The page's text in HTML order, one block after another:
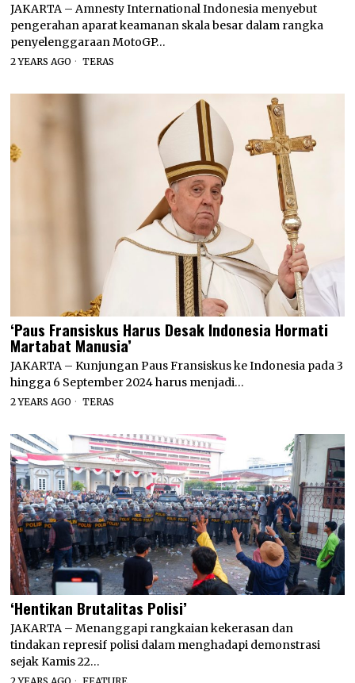
JAKARTA – Amnesty International Indonesia menyebut
pengerahan aparat keamanan skala besar dalam rangka
penyelenggaraan MotoGP…
2 YEARS AGO TERAS
‘Paus Fransiskus Harus Desak Indonesia Hormati
Martabat Manusia’
JAKARTA – Kunjungan Paus Fransiskus ke Indonesia pada 3
hingga 6 September 2024 harus menjadi…
2 YEARS AGO TERAS
‘Hentikan Brutalitas Polisi’
JAKARTA – Menanggapi rangkaian kekerasan dan
tindakan represif polisi dalam menghadapi demonstrasi
sejak Kamis 22…